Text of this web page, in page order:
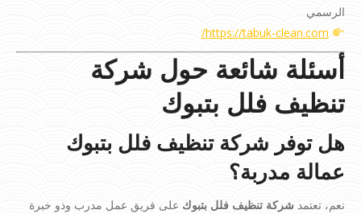
الرسمي
https://tabuk-clean.com/
أسئلة شائعة حول شركة
تنظيف فلل بتبوك
هل توفر شركة تنظيف فلل بتبوك
عمالة مدربة؟
نعم، تعتمد شركة تنظيف فلل بتبوك على فريق عمل مدرب وذو خبرة